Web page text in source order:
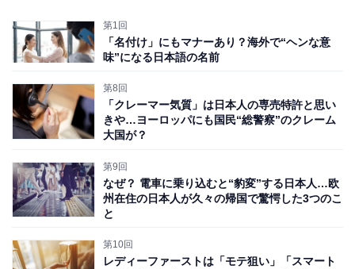
第1回
「名付け」にもマナーあり？海外で“ヘンな意
味”になる日本語の名前
第8回
「クレーマー気質」は日本人の専売特許と思い
きや…ヨーロッパにも国民“総警察”のクレーム
大国が？
第9回
なぜ？ 電車に乗り込むと“豹変”する日本人…欧
州在住の日本人が久々の帰国で驚愕した3つのこ
と
第10回
レディーファーストは「モテ狙い」「スマート